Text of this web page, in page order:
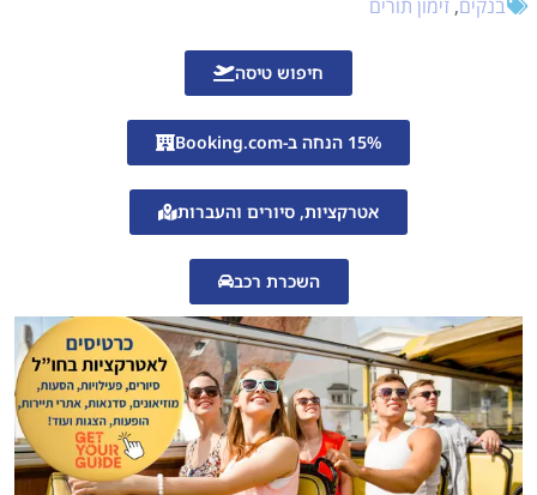
חסרונות בנק יהב
זימון תורים
עזרה בהזמנת תורים אונליין?
בנקים, זימון תורים
חיפוש טיסה
15% הנחה ב-Booking.com
אטרקציות, סיורים והעברות
השכרת רכב